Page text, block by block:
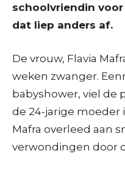
schoolvriendin
dat liep anders af.
De vrouw, Flavia
weken zwanger.
babyshower, viel de
de 24-jarige moeder
Mafra overleed aan
verwondingen door